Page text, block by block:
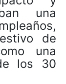
una
de
una
los 30